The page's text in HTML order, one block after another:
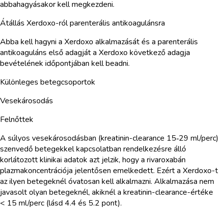
abbahagyásakor kell megkezdeni.
Átállás Xerdoxo-ról parenterális antikoagulánsra
Abba kell hagyni a Xerdoxo alkalmazását és a parenterális
antikoaguláns első adagját a Xerdoxo következő adagja
bevételének időpontjában kell beadni.
Különleges betegcsoportok
Vesekárosodás
Felnőttek
A súlyos vesekárosodásban (kreatinin-clearance 15‑29 ml/perc)
szenvedő betegekkel kapcsolatban rendelkezésre álló
korlátozott klinikai adatok azt jelzik, hogy a rivaroxabán
plazmakoncentrációja jelentősen emelkedett. Ezért a Xerdoxo-t
az ilyen betegeknél óvatosan kell alkalmazni. Alkalmazása nem
javasolt olyan betegeknél, akiknél a kreatinin-clearance-értéke
< 15 ml/perc (lásd 4.4 és 5.2 pont).